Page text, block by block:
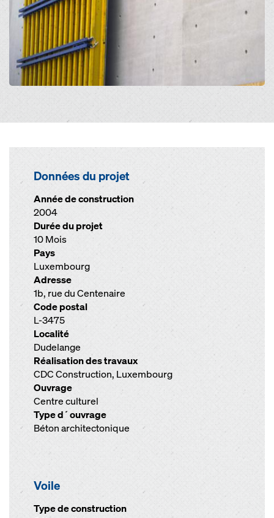
Données du projet
Année de construction
2004
Durée du projet
10 Mois
Pays
Luxembourg
Adresse
1b, rue du Centenaire
Code postal
L-3475
Localité
Dudelange
Réalisation des travaux
CDC Construction, Luxembourg
Ouvrage
Centre culturel
Type d´ouvrage
Béton architectonique
Voile
Type de construction